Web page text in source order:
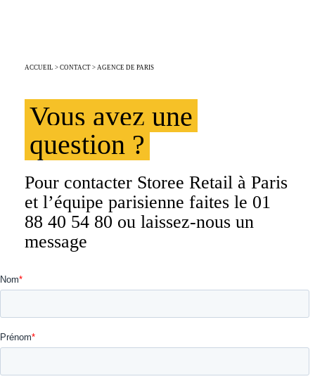
ACCUEIL > CONTACT > AGENCE DE PARIS
Vous avez une
question ?
Pour contacter Storee Retail à Paris
et l’équipe parisienne faites le 01
88 40 54 80 ou laissez-nous un
message